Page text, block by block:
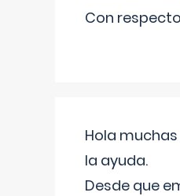
Con respecto
Hola
la ayuda.
Desde que